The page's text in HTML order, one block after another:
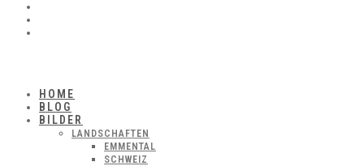
HOME
BLOG
BILDER
LANDSCHAFTEN
EMMENTAL
SCHWEIZ